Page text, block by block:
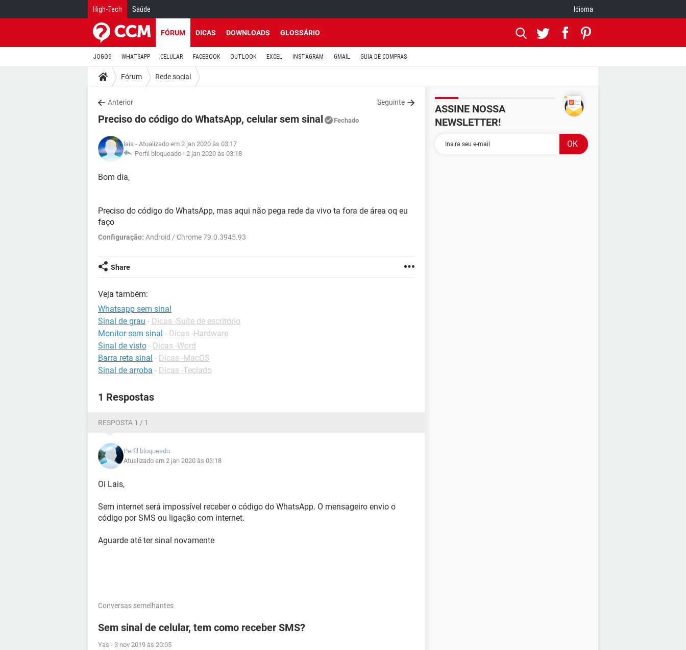
High-Tech Saúde Idioma
FÓRUM DICAS DOWNLOADS GLOSSÁRIO
JOGOS WHATSAPP CELULAR FACEBOOK OUTLOOK EXCEL INSTAGRAM GMAIL GUIA DE COMPRAS
Fórum Rede social
Anterior Seguinte
Preciso do código do WhatsApp, celular sem sinal Fechado
lais - Atualizado em 2 jan 2020 às 03:17
Perfil bloqueado - 2 jan 2020 às 03:18
Bom dia,
Preciso do código do WhatsApp, mas aqui não pega rede da vivo ta fora de área oq eu
faço
Configuração: Android / Chrome 79.0.3945.93
Share
Veja também:
Whatsapp sem sinal
Sinal de grau - Dicas -Suíte de escritório
Monitor sem sinal - Dicas -Hardware
Sinal de visto - Dicas -Word
Barra reta sinal - Dicas -MacOS
Sinal de arroba - Dicas -Teclado
1 Respostas
RESPOSTA 1 / 1
Perfil bloqueado
Atualizado em 2 jan 2020 às 03:18
Oi Lais,
Sem internet será impossível receber o código do WhatsApp. O mensageiro envio o
código por SMS ou ligação com internet.
Aguarde até ter sinal novamente
Conversas semelhantes
Sem sinal de celular, tem como receber SMS?
Yas - 3 nov 2019 às 20:05
ASSINE NOSSA
NEWSLETTER!